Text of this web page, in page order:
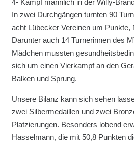
4- Kampf männlich in der Willy-
In zwei Durchgängen turnten 90
acht Lübecker Vereinen um Punkte,
Darunter auch 14 Turnerinnen des
Mädchen mussten
sich um einen Vierkampf an den
Balken und Sprung.
Unsere Bilanz kann sich sehen
zwei Silbermedaillen und zwei
Platzierungen. Besonders lobend
Hasselmann, die mit 50,8 Punkten